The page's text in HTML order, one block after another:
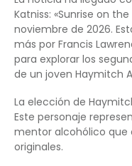
Katniss: «Sunrise on
noviembre de 2026.
más por Francis
para explorar los
de un joven Haymitch
La elección de
Este personaje
mentor alcohólico que
originales.